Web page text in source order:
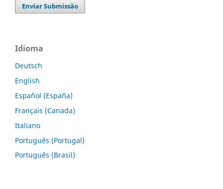
Enviar Submissão
Idioma
Deutsch
English
Español (España)
Français (Canada)
Italiano
Português (Portugal)
Português (Brasil)